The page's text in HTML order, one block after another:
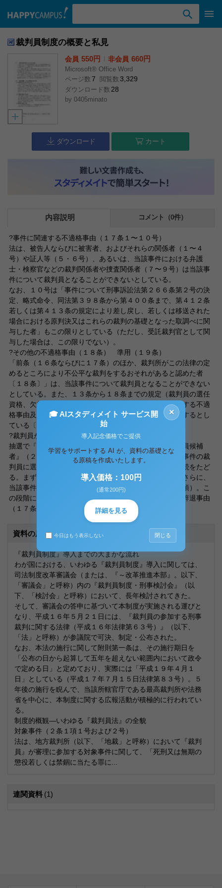
裁判員制度の概要と私見
会員 550円 非会員 660円
Microsoft® Office Word
ページ数 7 閲覧数 3,329
ダウンロード数 28
by 0405minato
ダウンロード カート
内容説明 コメント（0件）
?事件に関連する不適格事由（１７条１〜１０号）
法は、被告人ならびに被害者、およびそれらの関係者（１〜４
号）や証人等（５・６号）、あるいは、当該事件における弁護
士・検察官などの裁判関係者や捜査関係者（７〜９号）は当該事
件について裁判員となることができないとしている。
なお、１０号は「事件について刑事訴訟法第２６６条第２号の決
定、略式命令、同法第３９８条から第４００条まで、第４１２条
若しくは第４１３条の規定により差し戻し、若しくは移送された
場合における原判決又はこれらの裁判の基礎となった取調べに関
与した者」もこの限りとしている（ただし、受託裁判官として関
与した場合は、この限りでない）。
?その他の不適格事由（１８条） 準用（１９条）
「前条（１６条ならびに１７条）のほか、裁判所がこの法律の定
めるところにより不公平な裁判をするおそれがあると認めた者
〔１８条〕」は、当該事件について裁判員となることができない
としている。また、１３条から１８条までの規定（裁判員の選任
資格、欠格事由、就職禁止事由、辞退事由、事件に関連する不適
格事由及びその他の不適格事由）は、補充裁判員に準用するとし
ている〔１９条〕。
?裁判員が選任されるまでの流れ
抽選で『裁判員候補者予定者』（２１条）を経て『裁判員候補
者』（２３条）になった者が、その必要が生じて具体的事件の裁
判員に選任されるには、裁判所における裁判員選任の手続をたど
る。まず、一定の『質問票』に回答するよう求められ、さらに、
当該事件の裁判長の面接審査がある（３０条、３４条１項）。こ
の段階において、前述の『不適格事由（１５条）』や『辞退事由
（１７条）』への該当性がはじめて確認される。
資料の原本内容
『裁判員制度』導入までの大まかな流れ
わが国における、いわゆる『裁判員制度』導入に関しては、
司法制度改革審議会（または、『～改革推進本部』。以下、
「審議会」と呼称）内の『裁判員制度・刑事検討会』（以
下、「検討会」と呼称）において、長年検討されてきた。
そして、審議会の答申に基づいて本制度が実施される運びと
なり、平成１６年５月２１日には、『裁判員の参加する刑事
裁判に関する法律（平成１６年法律第６３号）』（以下、
「法」と呼称）が参議院で可決、制定・公布された。
なお、本法の施行に関して附則第一条は、その施行期日を
「公布の日から起算して五年を超えない範囲内において政令
で定める日」と定めており、実際には「平成１９年４月１
日」としている（平成１７年７月１５日法律第８３号）。５
年後の施行を睨んで、当該所轄官庁である最高裁判所や法務
省を中心に、本制度に関する広報活動が積極的に行われてい
る。
制度的概観―いわゆる『裁判員法』の全貌
対象事件（２条１項１号および２号）
法は、地方裁判所（以下、「地裁」と呼称）において『裁判
員』が審理に参加する対象事件に関して、「死刑又は無期の
懲役若しくは禁錮に当たる罪に...
連関資料 (1)
×
🎓 AIスタディメイト サービス開
始
導入記念価格でご提供
学習をサポートする AI が、資料の基礎とな
る原稿を作成いたします。
導入価格：100円
(通常200円)
詳細を見る
今日はもう表示しない 閉じる